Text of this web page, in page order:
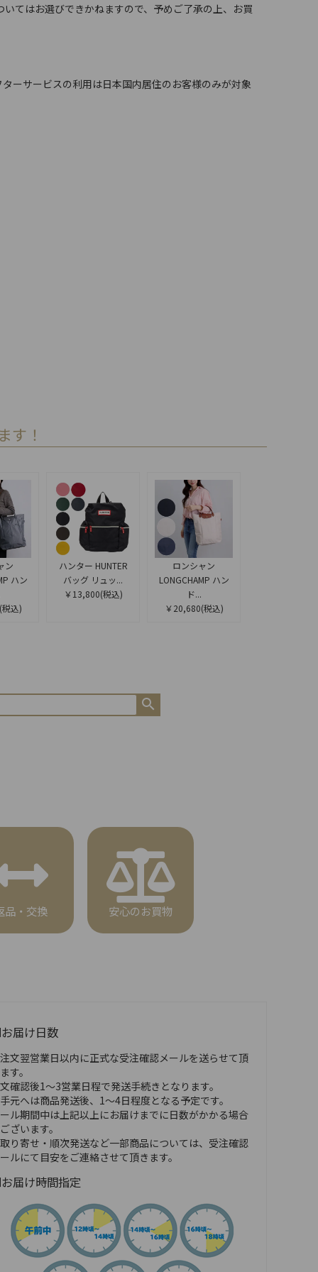
てはお選びできかねますので、予めご了承の上、お買
サービスの利用は日本国内居住のお客様のみが対象
す！
ン
ハン
(税込)
ハンター HUNTER
バッグ リュッ...
￥13,800(税込)
ロンシャン
LONGCHAMP ハン
ド...
￥20,680(税込)
品・交換 安心のお買物
届け日数
文翌営業日以内に正式な受注確認メールを送らせて頂
す。
確認後1～3営業日程で発送手続きとなります。
元へは商品発送後、1～4日程度となる予定です。
ル期間中は上記以上にお届けまでに日数がかかる場合
ざいます。
り寄せ・順次発送など一部商品については、受注確認
ルにて目安をご連絡させて頂きます。
届け時間指定